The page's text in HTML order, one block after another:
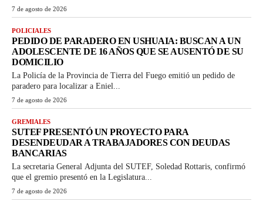
7 de agosto de 2026
POLICIALES
PEDIDO DE PARADERO EN USHUAIA: BUSCAN A UN
ADOLESCENTE DE 16 AÑOS QUE SE AUSENTÓ DE SU
DOMICILIO
La Policía de la Provincia de Tierra del Fuego emitió un pedido de
paradero para localizar a Eniel...
7 de agosto de 2026
GREMIALES
SUTEF PRESENTÓ UN PROYECTO PARA
DESENDEUDAR A TRABAJADORES CON DEUDAS
BANCARIAS
La secretaria General Adjunta del SUTEF, Soledad Rottaris, confirmó
que el gremio presentó en la Legislatura...
7 de agosto de 2026